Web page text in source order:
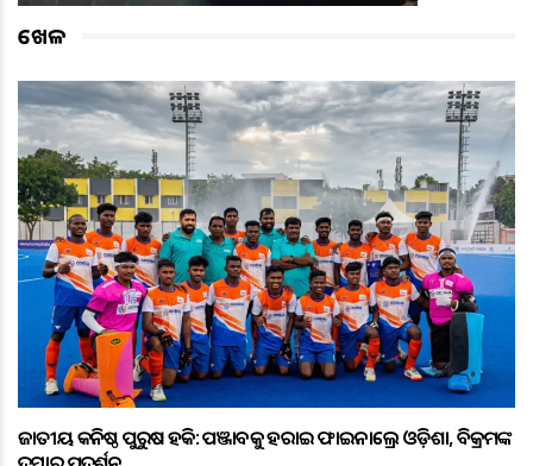
ଖେଳ
ଜାତୀୟ କନିଷ୍ଠ ପୁରୁଷ ହକି: ପଞ୍ଜାବକୁ ହରାଇ ଫାଇନାଲ୍ରେ ଓଡ଼ିଶା, ବିକ୍ରମଙ୍କ